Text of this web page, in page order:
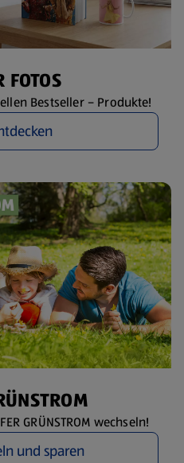
FOTOS
Bestseller – Produkte!
GRÜNSTROM wechseln!
und sparen